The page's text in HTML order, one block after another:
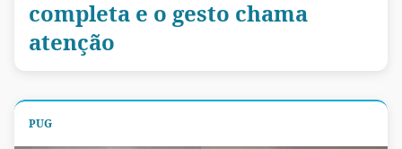
completa e o gesto chama
atenção
PUG